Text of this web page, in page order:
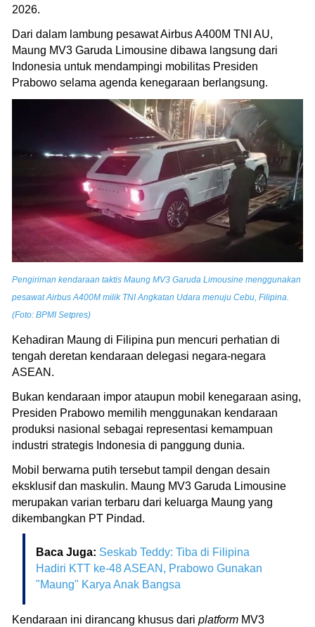
2026.
Dari dalam lambung pesawat Airbus A400M TNI AU,
Maung MV3 Garuda Limousine dibawa langsung dari
Indonesia untuk mendampingi mobilitas Presiden
Prabowo selama agenda kenegaraan berlangsung.
Pengiriman kendaraan taktis Maung MV3 Garuda Limousine menggunakan
pesawat Airbus A400M milik TNI Angkatan Udara menuju Cebu, Filipina.
(Foto: BPMI Setpres)
Kehadiran Maung di Filipina pun mencuri perhatian di
tengah deretan kendaraan delegasi negara-negara
ASEAN.
Bukan kendaraan impor ataupun mobil kenegaraan asing,
Presiden Prabowo memilih menggunakan kendaraan
produksi nasional sebagai representasi kemampuan
industri strategis Indonesia di panggung dunia.
Mobil berwarna putih tersebut tampil dengan desain
eksklusif dan maskulin. Maung MV3 Garuda Limousine
merupakan varian terbaru dari keluarga Maung yang
dikembangkan PT Pindad.
Baca Juga: Seskab Teddy: Tiba di Filipina
Hadiri KTT ke-48 ASEAN, Prabowo Gunakan
"Maung" Karya Anak Bangsa
Kendaraan ini dirancang khusus dari platform MV3